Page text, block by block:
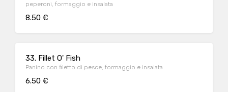
peperoni, formaggio e insalata
8.50 €
33. Fillet O' Fish
Panino con filetto di pesce, formaggio e insalata
6.50 €